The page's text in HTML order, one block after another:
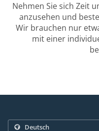
Nehmen Sie sich Zeit
anzusehen und
Wir brauchen nur
mit einer